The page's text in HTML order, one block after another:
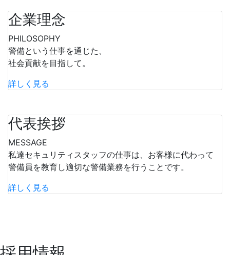
企業理念
PHILOSOPHY
警備という仕事を通じた、
社会貢献を目指して。
詳しく見る
代表挨拶
MESSAGE
私達セキュリティスタッフの仕事は、お客様に代わって
警備員を教育し適切な警備業務を行うことです。
詳しく見る